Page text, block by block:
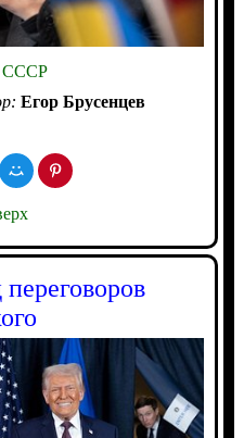
Егор Брусенцев